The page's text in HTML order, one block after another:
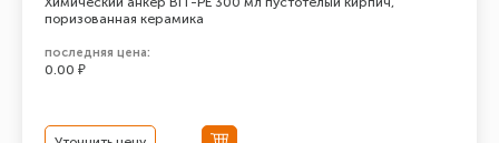
поризованная керамика
последняя цена:
0.00 ₽